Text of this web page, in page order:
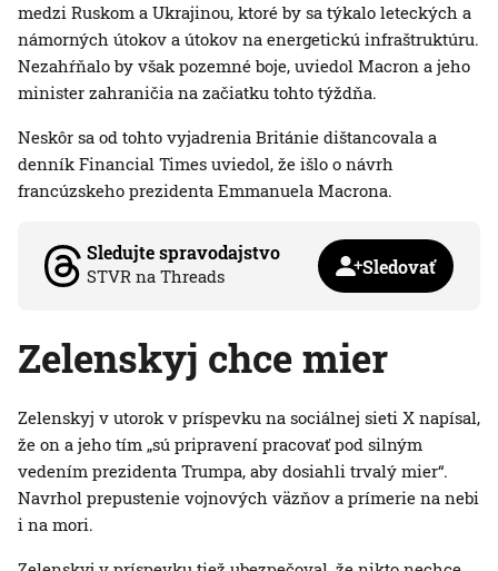
medzi Ruskom a Ukrajinou, ktoré by sa týkalo leteckých a
námorných útokov a útokov na energetickú infraštruktúru.
Nezahŕňalo by však pozemné boje, uviedol Macron a jeho
minister zahraničia na začiatku tohto týždňa.
Neskôr sa od tohto vyjadrenia Británie dištancovala a
denník Financial Times uviedol, že išlo o návrh
francúzskeho prezidenta Emmanuela Macrona.
Sledujte spravodajstvo
STVR na Threads Sledovať
Zelenskyj chce mier
Zelenskyj v utorok v príspevku na sociálnej sieti X napísal,
že on a jeho tím „sú pripravení pracovať pod silným
vedením prezidenta Trumpa, aby dosiahli trvalý mier“.
Navrhol prepustenie vojnových väzňov a prímerie na nebi
i na mori.